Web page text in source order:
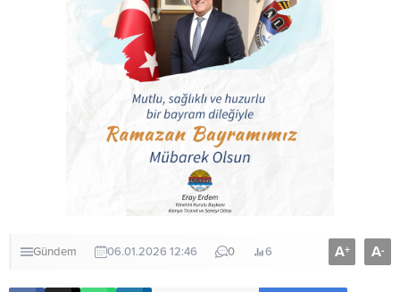
Gündem 06.01.2026 12:46 0 6 A+ A-